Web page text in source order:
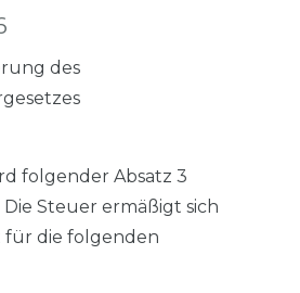
des
folgender Absatz 3
Steuer ermäßigt sich
für die folgenden